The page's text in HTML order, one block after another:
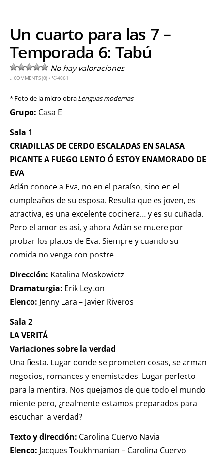
Un cuarto para las 7 –
Temporada 6: Tabú
No hay valoraciones
..COMMENTS (0)• 4061
* Foto de la micro-obra Lenguas modernas
Grupo: Casa E
Sala 1
CRIADILLAS DE CERDO ESCALADAS EN SALASA
PICANTE A FUEGO LENTO Ó ESTOY ENAMORADO DE
EVA
Adán conoce a Eva, no en el paraíso, sino en el
cumpleaños de su esposa. Resulta que es joven, es
atractiva, es una excelente cocinera… y es su cuñada.
Pero el amor es así, y ahora Adán se muere por
probar los platos de Eva. Siempre y cuando su
comida no venga con postre…
Dirección: Katalina Moskowictz
Dramaturgia: Erik Leyton
Elenco: Jenny Lara – Javier Riveros
Sala 2
LA VERITÁ
Variaciones sobre la verdad
Una fiesta. Lugar donde se prometen cosas, se arman
negocios, romances y enemistades. Lugar perfecto
para la mentira. Nos quejamos de que todo el mundo
miente pero, ¿realmente estamos preparados para
escuchar la verdad?
Texto y dirección: Carolina Cuervo Navia
Elenco: Jacques Toukhmanian – Carolina Cuervo